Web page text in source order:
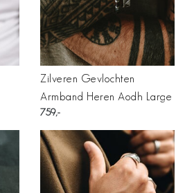
Zilveren Gevlochten
Armband Heren Aodh Large
759